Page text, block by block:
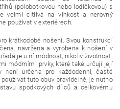
(polobotkovou nebo lodičkovou) s
velmi citlivá na vlhkost a nerovný
používat v exteriérech.
krátkodobé nošení. Svou konstrukcí
navržena a vyrobena k nošení v
je u ní módnost, nikoliv životnost.
módmími prvky, které také určují její
není určena pro každodenní, časté
tuto obuv pravidelně, je nutno
spodkových dílců a celkovému